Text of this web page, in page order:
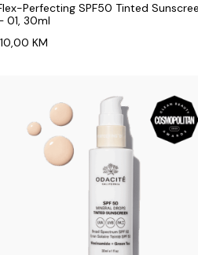
Perfecting SPF50 Tinted
01, 30ml
KM